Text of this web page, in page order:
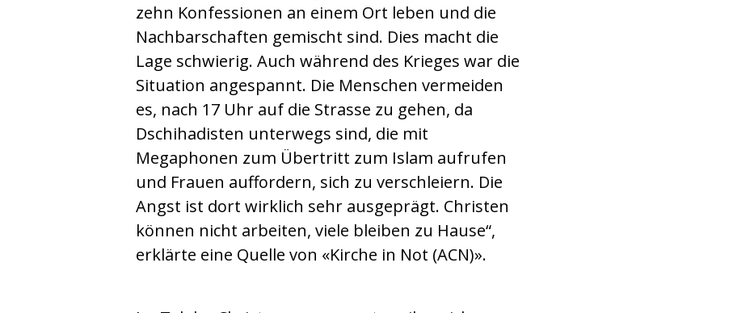
zehn Konfessionen an einem Ort leben und die
Nachbarschaften gemischt sind. Dies macht die
Lage schwierig. Auch während des Krieges war die
Situation angespannt. Die Menschen vermeiden
es, nach 17 Uhr auf die Strasse zu gehen, da
Dschihadisten unterwegs sind, die mit
Megaphonen zum Übertritt zum Islam aufrufen
und Frauen auffordern, sich zu verschleiern. Die
Angst ist dort wirklich sehr ausgeprägt. Christen
können nicht arbeiten, viele bleiben zu Hause“,
erklärte eine Quelle von «Kirche in Not (ACN)».